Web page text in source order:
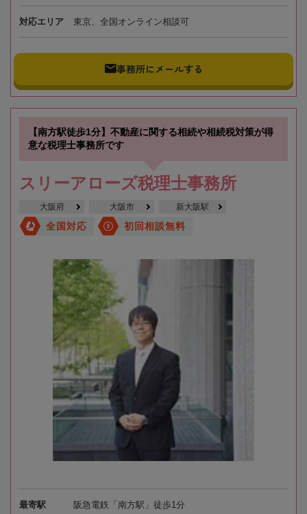
対応エリア 東京、全国オンライン相談可
事務所にメールする
【南方駅徒歩1分】不動産に関する相続や相続税対策が得
意な税理士事務所です
スリーアローズ税理士事務所
大阪府 大阪市 新大阪駅
全国対応 初回相談無料
最寄駅 阪急電鉄「南方駅」徒歩1分